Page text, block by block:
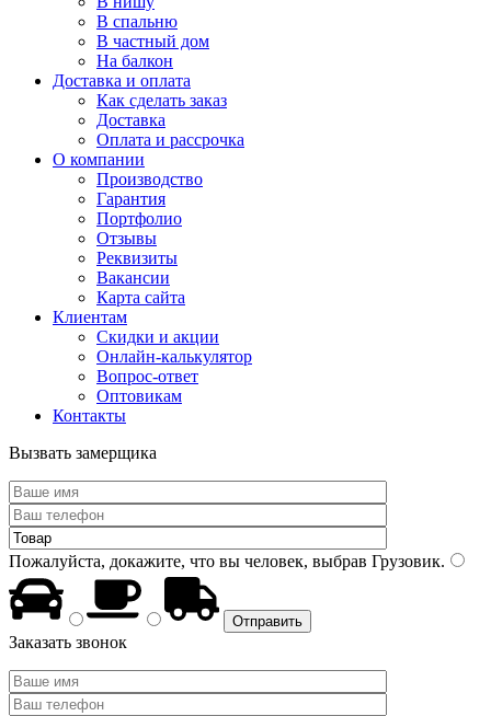
В спальню
В частный дом
На балкон
Доставка и оплата
Как сделать заказ
Доставка
Оплата и рассрочка
О компании
Производство
Гарантия
Портфолио
Отзывы
Реквизиты
Вакансии
Карта сайта
Клиентам
Скидки и акции
Онлайн-калькулятор
Вопрос-ответ
Оптовикам
Контакты
Вызвать замерщика
Пожалуйста, докажите, что вы человек, выбрав Грузовик.
Заказать звонок